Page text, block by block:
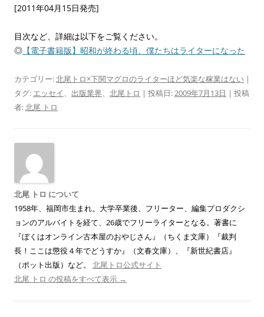
[2011年04月15日発売]
目次など、詳細は以下をご覧ください。
◎ 【電子書籍版】昭和が終わる頃、僕たちはライターになった
カテゴリー:北尾トロ×下関マグロのライターほど気楽な稼業はない |
タグ: エッセイ、 出版業界、 北尾トロ | 投稿日:2009年7月13日 | 投稿
者:北尾 トロ
北尾 トロ について
1958年、福岡市生まれ。大学卒業後、フリーター、編集プロダクシ
ョンのアルバイトを経て、26歳でフリーライターとなる。著書に
『ぼくはオンライン古本屋のおやじさん』（ちくま文庫）『裁判
長！ここは懲役４年でどうすか』（文春文庫）、『新世紀書店』
（ポット出版）など。 北尾トロ公式サイト
北尾 トロ の投稿をすべて表示 →